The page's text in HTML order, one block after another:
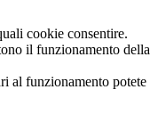
cookie consentire.
il funzionamento della
al funzionamento potete